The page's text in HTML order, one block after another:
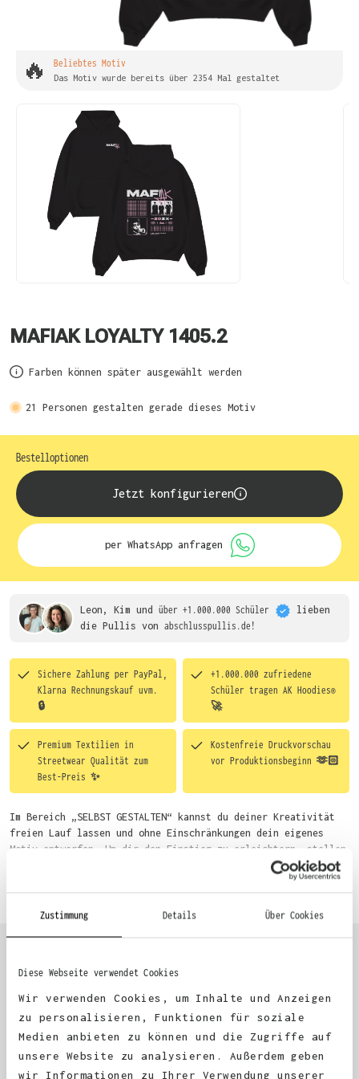
Zustimmung Details Über Cookies
Diese Webseite verwendet Cookies
Wir verwenden Cookies, um Inhalte und Anzeigen
zu personalisieren, Funktionen für soziale
Medien anbieten zu können und die Zugriffe auf
unsere Website zu analysieren. Außerdem geben
wir Informationen zu Ihrer Verwendung unserer
🔥 Beliebtes Motiv
Das Motiv wurde bereits über 2354 Mal gestaltet
MAFIAK LOYALTY 1405.2
Farben können später ausgewählt werden
21 Personen gestalten gerade dieses Motiv
Bestelloptionen
Jetzt konfigurieren
per WhatsApp anfragen
Leon, Kim und über +1.000.000 Schüler
lieben
die Pullis von abschlusspullis.de!
Sichere Zahlung per PayPal,
Klarna Rechnungskauf uvm.
🔒
+1.000.000 zufriedene
Schüler tragen AK Hoodies®
🚀
Premium Textilien in
Streetwear Qualität zum
Best-Preis ✨
Kostenfreie Druckvorschau
vor Produktionsbeginn 🫶🏻
Im Bereich „SELBST GESTALTEN“ kannst du deiner Kreativität
freien Lauf lassen und ohne Einschränkungen dein eigenes
Motiv entwerfen. Um dir den Einstieg zu erleichtern, stellen
wir eine von unseren Designern vorgefertigte Vorlage bereit.
Wähle einfach deine Wunsch-Produkte auf dieser Seite aus und
du auch bequem über das Bestellformular, per E-Mail oder
KUNDEN FEEDBACK 🫶
Excellent